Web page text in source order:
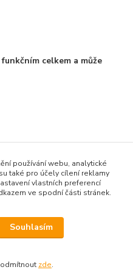
celkem a může
používání webu, analytické
také pro účely cílení reklamy
vlastních preferencí
ve spodní části stránek.
Souhlasím
zde.